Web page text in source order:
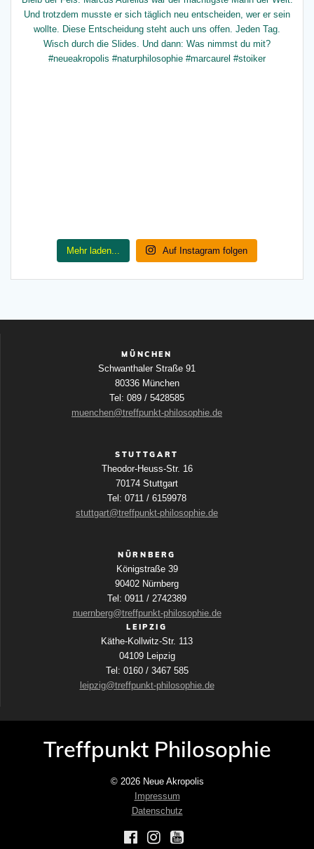
Mehr laden... Auf Instagram folgen
MÜNCHEN
Schwanthaler Straße 91
80336 München
Tel: 089 / 5428585
muenchen@treffpunkt-philosophie.de
STUTTGART
Theodor-Heuss-Str. 16
70174 Stuttgart
Tel: 0711 / 6159978
stuttgart@treffpunkt-philosophie.de
NÜRNBERG
Königstraße 39
90402 Nürnberg
Tel: 0911 / 2742389
nuernberg@treffpunkt-philosophie.de
LEIPZIG
Käthe-Kollwitz-Str. 113
04109 Leipzig
Tel: 0160 / 3467 585
leipzig@treffpunkt-philosophie.de
Treffpunkt Philosophie
© 2026 Neue Akropolis
Impressum
Datenschutz